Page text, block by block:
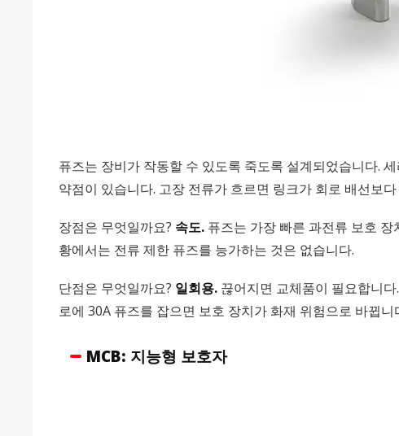
퓨즈는 장비가 작동할 수 있도록 죽도록 설계되었습니다.
약점이 있습니다. 고장 전류가 흐르면 링크가 회로 배선보
장점은 무엇일까요? 속도. 퓨즈는 가장 빠른 과전류 보호
황에서는 전류 제한 퓨즈를 능가하는 것은 없습니다.
단점은 무엇일까요? 일회용. 끊어지면 교체품이 필요합니
로에 30A 퓨즈를 잡으면 보호 장치가 화재 위험으로 바뀝니
MCB: 지능형 보호자